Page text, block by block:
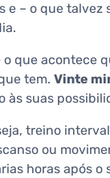
– o que talvez
que acontece
tem. Vinte
às suas
treino
ou
horas após o